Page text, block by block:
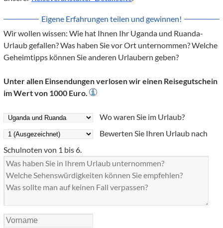
Eigene Erfahrungen teilen und gewinnen!
Wir wollen wissen: Wie hat Ihnen Ihr Uganda und Ruanda-
Urlaub gefallen? Was haben Sie vor Ort unternommen? Welche
Geheimtipps können Sie anderen Urlaubern geben?
Unter allen Einsendungen verlosen wir einen Reisegutschein
im Wert von 1000 Euro.
Wo waren Sie im Urlaub?
Bewerten Sie Ihren Urlaub nach
Schulnoten von 1 bis 6.